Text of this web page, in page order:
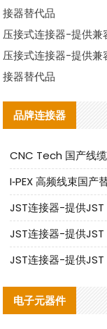
接器替代品
压接式连接器-提供
压接式连接器-提供兼
接器替代品
品牌连接器
CNC Tech 国产线
I‑PEX 高频线束国产
JST连接器-提供
JST连接器-提供
JST连接器-提供
电子元器件